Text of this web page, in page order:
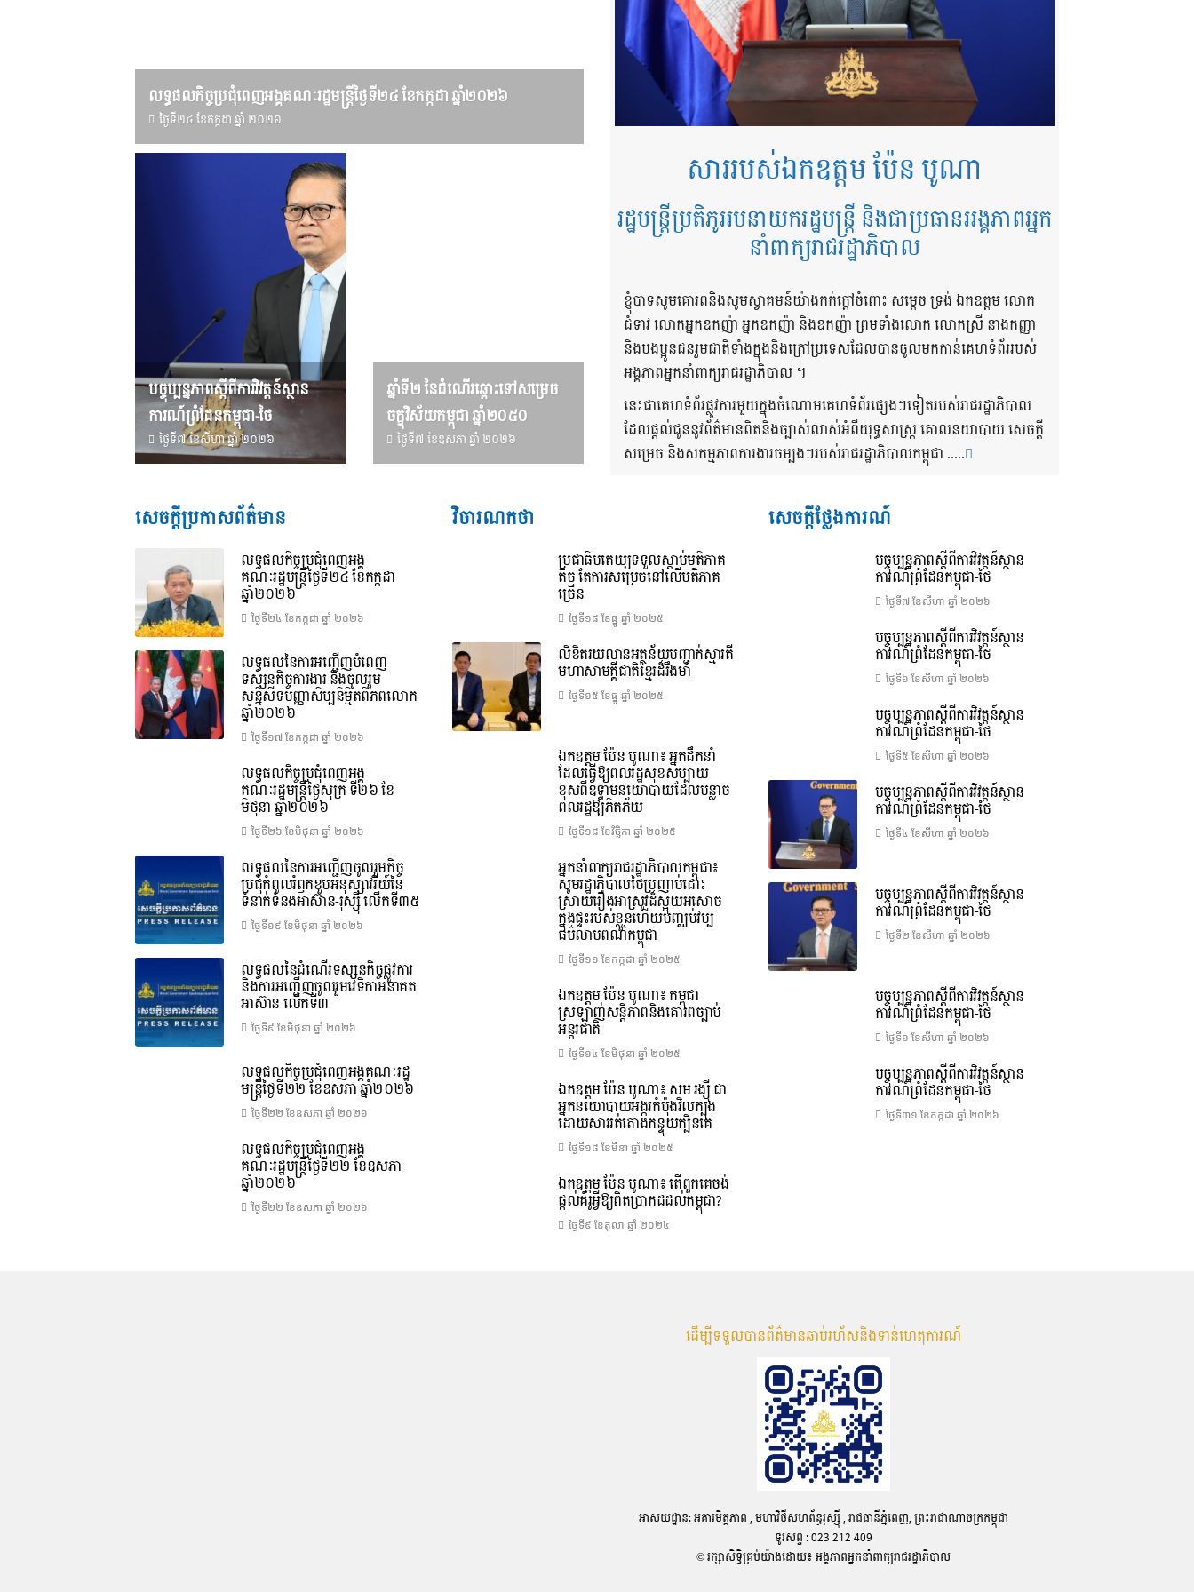
លទ្ធផលកិច្ចប្រជុំពេញអង្គគណៈរដ្ឋមន្រ្តីថ្ងៃទី២៤ ខែកក្កដា ឆ្នាំ២០២៦
ថ្ងៃទី២៤ ខែ​កក្កដា ឆ្នាំ ២០២៦
បច្ចុប្បន្នភាពស្ដីពីការវិវត្តន៍ស្ថាន
ការណ៍ព្រំដែនកម្ពុជា-ថៃ
ថ្ងៃទី៧ ខែ​សីហា ឆ្នាំ ២០២៦
ឆ្នាំទី២ នៃដំណើរឆ្ពោះទៅសម្រេច​
ចក្ខុវិស័យ​កម្ពុជា ឆ្នាំ២០៥០
ថ្ងៃទី៧ ខែ​ឧសភា ឆ្នាំ ២០២៦
សាររបស់ឯកឧត្តម ប៉ែន បូណា
រដ្ឋមន្ត្រីប្រតិភូអមនាយករដ្ឋមន្ត្រី និងជាប្រធានអង្គភាពអ្នក
នាំពាក្យរាជរដ្ឋាភិបាល
ខ្ញុំបាទសូមគោរពនិងសូមស្វាគមន៍យ៉ាងកក់ក្តៅចំពោះ សម្តេច ទ្រង់ ឯកឧត្តម លោក
ជំទាវ លោកអ្នកឧកញ៉ា អ្នកឧកញ៉ា និងឧកញ៉ា ព្រមទាំងលោក លោកស្រី នាងកញ្ញា
និងបងប្អូនជនរួមជាតិទាំងក្នុងនិងក្រៅប្រទេសដែលបានចូលមកកាន់គេហទំព័ររបស់
អង្គភាពអ្នកនាំពាក្យរាជរដ្ឋាភិបាល ។
នេះជាគេហទំព័រផ្លូវការមួយក្នុងចំណោមគេហទំព័រផ្សេងៗទៀតរបស់រាជរដ្ឋាភិបាល
ដែលផ្តល់ជូននូវព័ត៌មានពិតនិងច្បាស់លាស់អំពីយុទ្ធសាស្រ្ត គោលនយាបាយ សេចក្តី
សម្រេច និងសកម្មភាពការងារចម្បងៗរបស់រាជរដ្ឋាភិបាលកម្ពុជា .....
សេចក្តីប្រកាសព័ត៌មាន
លទ្ធផលកិច្ចប្រជុំពេញអង្គ
គណៈរដ្ឋមន្រ្តីថ្ងៃទី២៤ ខែកក្កដា
ឆ្នាំ២០២៦
ថ្ងៃទី២៤ ខែ​កក្កដា ឆ្នាំ ២០២៦
លទ្ធផលនៃការអញ្ជើញបំពេញ
ទស្សនកិច្ចការងារ និងចូលរួម
សន្និសីទបញ្ញាសិប្បនិម្មិតពិភពលោក
ឆ្នាំ២០២៦
ថ្ងៃទី១៧ ខែ​កក្កដា ឆ្នាំ ២០២៦
លទ្ធផលកិច្ចប្រជុំពេញអង្គ
គណៈរដ្ឋមន្រ្តីថ្ងៃសុក្រ ទី២៦ ខែ
មិថុនា ឆ្នាំ២០២៦
ថ្ងៃទី២៦ ខែ​មិថុនា ឆ្នាំ ២០២៦
លទ្ធផលនៃការអញ្ជើញចូលរួមកិច្ច
ប្រជុំកំពូលរំឭកខួបអនុស្សាវរីយ៍នៃ
ទំនាក់ទំនងអាស៊ាន-រុស្ស៊ី លើកទី៣៥
ថ្ងៃទី១៩ ខែ​មិថុនា ឆ្នាំ ២០២៦
លទ្ធផលនៃដំណើរទស្សនកិច្ចផ្លូវការ
និងការអញ្ជើញចូលរួមវេទិកាអនាគត
អាស៊ាន លើកទី៣
ថ្ងៃទី៩ ខែ​មិថុនា ឆ្នាំ ២០២៦
លទ្ធផលកិច្ចប្រជុំពេញអង្គគណៈរដ្ឋ
មន្ត្រីថ្ងៃទី២២ ខែឧសភា ឆ្នាំ២០២៦
ថ្ងៃទី២២ ខែ​ឧសភា ឆ្នាំ ២០២៦
លទ្ធផលកិច្ចប្រជុំពេញអង្គ
គណៈរដ្ឋមន្រ្តីថ្ងៃទី២២ ខែឧសភា
ឆ្នាំ២០២៦
ថ្ងៃទី២២ ខែ​ឧសភា ឆ្នាំ ២០២៦
វិចារណកថា
ប្រជាធិបតេយ្យទទួលស្តាប់មតិភាគ
តិច តែការសម្រេចនៅលើមតិភាគ
ច្រើន
ថ្ងៃទី១៨ ខែ​ធ្នូ ឆ្នាំ ២០២៥
លិខិតរយលានអត្ថន័យបញ្ជាក់ស្មារតី
មហាសាមគ្គីជាតិខ្មែរដ៏រឹងមាំ
ថ្ងៃទី១៥ ខែ​ធ្នូ ឆ្នាំ ២០២៥
ឯកឧត្តម ប៉ែន បូណា៖ អ្នកដឹកនាំ
ដែលធ្វើឱ្យពលរដ្ឋសុខសប្បាយ
ខុសពីឧទ្ទាមនយោបាយដែលបន្លាច
ពលរដ្ឋឱ្យភិតភ័យ
ថ្ងៃទី១៨ ខែ​វិច្ឆិកា ឆ្នាំ ២០២៥
អ្នកនាំពាក្យរាជរដ្ឋាភិបាលកម្ពុជា៖
សូមរដ្ឋាភិបាលថៃប្រញាប់ដោះ
ស្រាយរឿងអាស្រូវដ៏ស្អុយអសោច
ក្នុងផ្ទះរបស់ខ្លួនហើយបញ្ឈប់វប្ប
ធម៌លាបពណ៌កម្ពុជា
ថ្ងៃទី១១ ខែ​កក្កដា ឆ្នាំ ២០២៥
ឯកឧត្តម ប៉ែន បូណា៖ កម្ពុជា
ស្រឡាញ់សន្តិភាពនិងគោរពច្បាប់
អន្តរជាតិ
ថ្ងៃទី១៤ ខែ​មិថុនា ឆ្នាំ ២០២៥
ឯកឧត្តម ប៉ែន បូណា៖ សម រង្ស៊ី ជា
អ្នកនយោបាយអង្ករកំប៉ុងវិលក្បុង
ដោយសាររត់តោងកន្ទុយក្បិនគេ
ថ្ងៃទី១៨ ខែ​មីនា ឆ្នាំ ២០២៥
ឯកឧត្តម ប៉ែន បូណា៖ តើពួកគេចង់
ផ្តល់គំរូអ្វីឱ្យពិតប្រាកដដល់កម្ពុជា?
ថ្ងៃទី៩ ខែ​តុលា ឆ្នាំ ២០២៤
សេចក្តីថ្លែងការណ៍
បច្ចុប្បន្នភាពស្ដីពីការវិវត្តន៍ស្ថាន
ការណ៍ព្រំដែនកម្ពុជា-ថៃ
ថ្ងៃទី៧ ខែ​សីហា ឆ្នាំ ២០២៦
បច្ចុប្បន្នភាពស្ដីពីការវិវត្តន៍ស្ថាន
ការណ៍ព្រំដែនកម្ពុជា-ថៃ
ថ្ងៃទី៦ ខែ​សីហា ឆ្នាំ ២០២៦
បច្ចុប្បន្នភាពស្ដីពីការវិវត្តន៍ស្ថាន
ការណ៍ព្រំដែនកម្ពុជា-ថៃ
ថ្ងៃទី៥ ខែ​សីហា ឆ្នាំ ២០២៦
បច្ចុប្បន្នភាពស្ដីពីការវិវត្តន៍ស្ថាន
ការណ៍ព្រំដែនកម្ពុជា-ថៃ
ថ្ងៃទី៤ ខែ​សីហា ឆ្នាំ ២០២៦
បច្ចុប្បន្នភាពស្ដីពីការវិវត្តន៍ស្ថាន
ការណ៍ព្រំដែនកម្ពុជា-ថៃ
ថ្ងៃទី២ ខែ​សីហា ឆ្នាំ ២០២៦
បច្ចុប្បន្នភាពស្ដីពីការវិវត្តន៍ស្ថាន
ការណ៍ព្រំដែនកម្ពុជា-ថៃ
ថ្ងៃទី១ ខែ​សីហា ឆ្នាំ ២០២៦
បច្ចុប្បន្នភាពស្ដីពីការវិវត្តន៍ស្ថាន
ការណ៍ព្រំដែនកម្ពុជា-ថៃ
ថ្ងៃទី៣១ ខែ​កក្កដា ឆ្នាំ ២០២៦
ដើម្បីទទួលបានព័ត៌មានឆាប់រហ័សនិងទាន់ហេតុការណ៍
អាសយដ្ឋាន: អគារមិត្តភាព , មហាវិថីសហព័ន្ធរុស្ស៊ី , រាជធានីភ្នំពេញ, ព្រះរាជាណាចក្រកម្ពុជា
ទូរសព្ទ : 023 212 409
© រក្សាសិទ្ធិគ្រប់យ៉ាងដោយ៖ អង្គភាពអ្នកនាំពាក្យរាជរដ្ឋាភិបាល